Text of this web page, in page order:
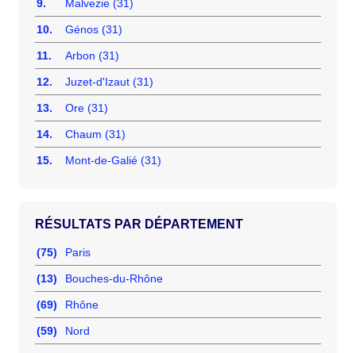
9. Malvezie (31)
10. Génos (31)
11. Arbon (31)
12. Juzet-d'Izaut (31)
13. Ore (31)
14. Chaum (31)
15. Mont-de-Galié (31)
RÉSULTATS PAR DÉPARTEMENT
(75) Paris
(13) Bouches-du-Rhône
(69) Rhône
(59) Nord